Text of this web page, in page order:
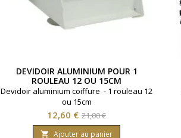
DEVIDOIR ALUMINIUM POUR 1
ROULEAU 12 OU 15CM
Devidoir aluminium coiffure - 1 rouleau 12
ou 15cm
Prix
12,60 € Prix
de
21,00 €
 Ajouter au panier